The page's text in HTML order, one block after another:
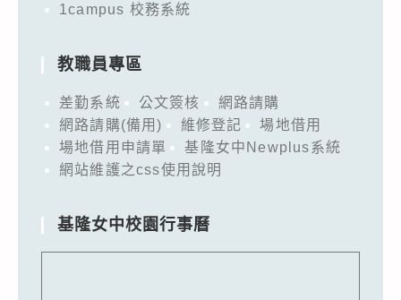
1campus 校務系統
教職員專區
差勤系統 公文簽核
網路請購
網路請購(備用)
維修登記
場地借用
場地借用申請單
基隆女中Newplus系統
網站維護之css使用說明
基隆女中校園行事曆